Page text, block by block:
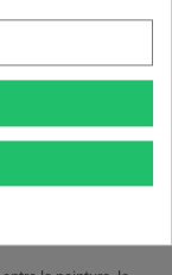
nécessitant une
et le